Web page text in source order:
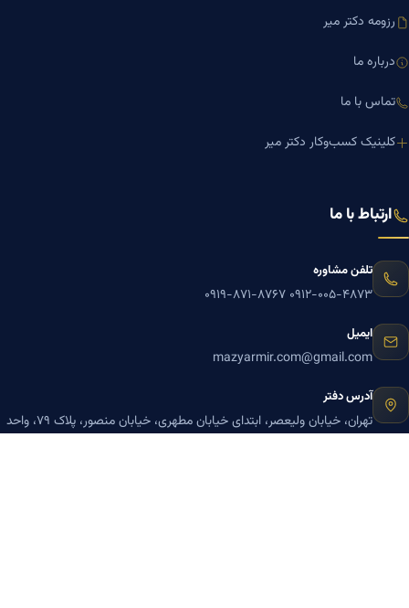
رزومه دکتر میر
درباره ما
تماس با ما
کلینیک کسب‌وکار دکتر میر
ارتباط با ما
تلفن مشاوره
۰۹۱۲-۰۰۵-۴۸۷۳ ۰۹۱۹-۸۷۱-۸۷۶۷
ایمیل
mazyarmir.com@gmail.com
آدرس دفتر
تهران، خیابان ولیعصر، ابتدای خیابان مطهری، خیابان منصور، پلاک ۷۹، واحد